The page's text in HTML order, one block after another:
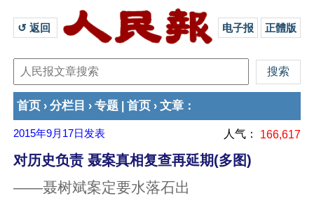
↺ 返回 电子报 正體版
首页 › 分栏目 › 专题 首页 › 文章 ：
2015年9月17日 发表 人气： 166,617
对历史负责 聂案真相复查再延期(多图)
——聂树斌案定要水落石出